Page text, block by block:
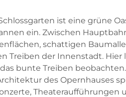
ist eine grüne
ein. Zwischen
schattigen
Treiben der Innenstadt. Hier
bunte Treiben
des Opernhauses